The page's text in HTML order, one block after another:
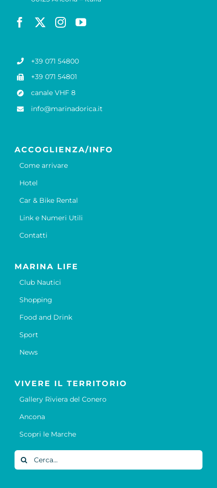
+39 071 54800
+39 071 54801
canale VHF 8
info@marinadorica.it
ACCOGLIENZA/INFO
Come arrivare
Hotel
Car & Bike Rental
Link e Numeri Utili
Contatti
MARINA LIFE
Club Nautici
Shopping
Food and Drink
Sport
News
VIVERE IL TERRITORIO
Gallery Riviera del Conero
Ancona
Scopri le Marche
Cerca
per: